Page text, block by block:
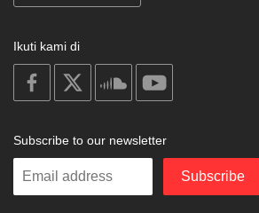
Ikuti kami di
on
facebook
soundcloud
Subscribe to our newsletter
Enter
Subscribe